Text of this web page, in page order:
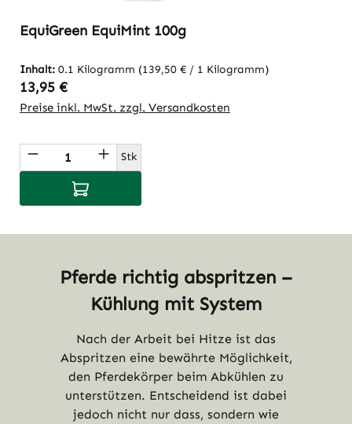
EquiGreen EquiMint 100g
Inhalt: 0.1 Kilogramm (139,50 € / 1 Kilogramm)
Regulärer Preis:
13,95 €
Preise inkl. MwSt. zzgl. Versandkosten
Produkt Anzahl: Gib den gewünschten
Stk
In den Warenkorb
Pferde richtig abspritzen –
Kühlung mit System
Nach der Arbeit bei Hitze ist das
Abspritzen eine bewährte Möglichkeit,
den Pferdekörper beim Abkühlen zu
unterstützen. Entscheidend ist dabei
jedoch nicht nur dass, sondern wie